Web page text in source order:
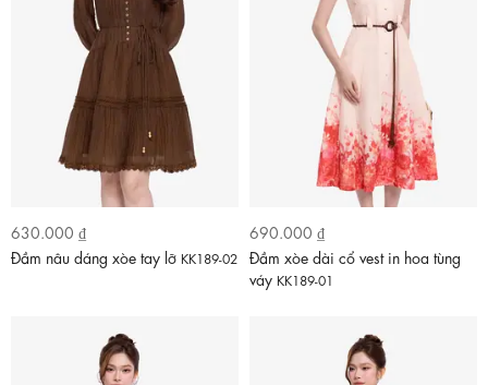
630.000 ₫
Đầm nâu dáng xòe tay lỡ KK189-02
690.000 ₫
Đầm xòe dài cổ vest in hoa tùng
váy KK189-01